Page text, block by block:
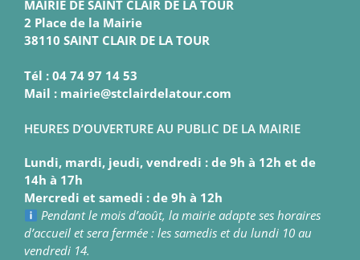
MAIRIE DE SAINT CLAIR DE LA TOUR
2 Place de la Mairie
38110 SAINT CLAIR DE LA TOUR
Tél : 04 74 97 14 53
Mail : mairie@stclairdelatour.com
HEURES D’OUVERTURE AU PUBLIC DE LA MAIRIE
Lundi, mardi, jeudi, vendredi : de 9h à 12h et de
14h à 17h
Mercredi et samedi : de 9h à 12h
Pendant le mois d’août, la mairie adapte ses horaires
d’accueil et sera fermée : les samedis et du lundi 10 au
vendredi 14.